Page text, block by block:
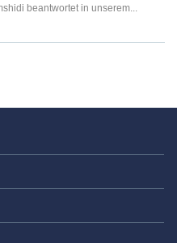
Dresden
Entezami
Hannover
beantwortet in unserem...